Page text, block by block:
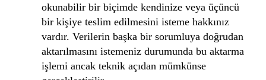
okunabilir bir biçimde kendinize veya üçüncü
bir kişiye teslim edilmesini isteme hakkınız
vardır. Verilerin başka bir sorumluya doğrudan
aktarılmasını istemeniz durumunda bu aktarma
işlemi ancak teknik açıdan mümkünse